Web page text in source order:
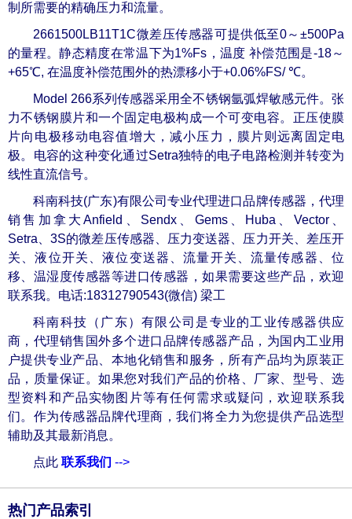
制所需要的精确压力和流量。
2661500LB11T1C微差压传感器可提供低至0～±500Pa
的量程。静态精度在常温下为1%Fs，温度 补偿范围是-18～
+65℃, 在温度补偿范围外的热漂移小于+0.06%FS/ ℃。
Model 266系列传感器采用全不锈钢氩弧焊敏感元件。张
力不锈钢膜片和一个固定电极构成一个可变电容。正压使膜
片向电极移动电容值增大，减小压力，膜片则远离固定电
极。电容的这种变化通过Setra独特的电子电路检测并转变为
线性直流信号。
科南科技(广东)有限公司专业代理进口品牌传感器，代理
销售加拿大Anfield、Sendx、Gems、Huba、Vector、
Setra、3S的微差压传感器、压力变送器、压力开关、差压开
关、液位开关、液位变送器、流量开关、流量传感器、位
移、温湿度传感器等进口传感器，如果需要这些产品，欢迎
联系我。电话:18312790543(微信) 梁工
科南科技（广东）有限公司是专业的工业传感器供应
商，代理销售国外多个进口品牌传感器产品，为国内工业用
户提供专业产品、本地化销售和服务，所有产品均为原装正
品，质量保证。如果您对我们产品的价格、厂家、型号、选
型资料和产品实物图片等有任何需求或疑问，欢迎联系我
们。作为传感器品牌代理商，我们将全力为您提供产品选型
辅助及其最新消息。
点此 联系我们 -->
热门产品索引